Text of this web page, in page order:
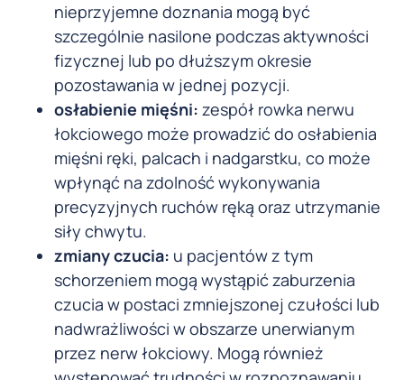
nieprzyjemne doznania mogą być
szczególnie nasilone podczas aktywności
fizycznej lub po dłuższym okresie
pozostawania w jednej pozycji.
osłabienie mięśni: zespół rowka nerwu
łokciowego może prowadzić do osłabienia
mięśni ręki, palcach i nadgarstku, co może
wpłynąć na zdolność wykonywania
precyzyjnych ruchów ręką oraz utrzymanie
siły chwytu.
zmiany czucia: u pacjentów z tym
schorzeniem mogą wystąpić zaburzenia
czucia w postaci zmniejszonej czułości lub
nadwrażliwości w obszarze unerwianym
przez nerw łokciowy. Mogą również